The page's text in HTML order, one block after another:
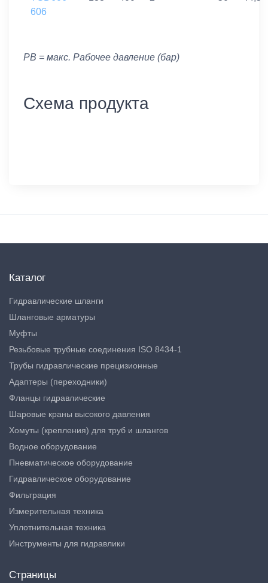
606
PB = макс. Рабочее давление (бар)
Схема продукта
Каталог
Гидравлические шланги
Шланговые арматуры
Муфты
Резьбовые трубные соединения ISO 8434-1
Трубы гидравлические прецизионные
Адаптеры (переходники)
Фланцы гидравлические
Шаровые краны высокого давления
Хомуты (крепления) для труб и шлангов
Водное оборудование
Пневматическое оборудование
Гидравлическое оборудование
Фильтрация
Измерительная техника
Уплотнительная техника
Инструменты для гидравлики
Страницы